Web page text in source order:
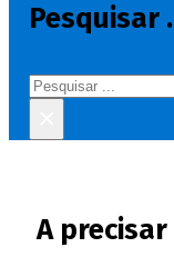
Pesquisar
Pesquisar
A